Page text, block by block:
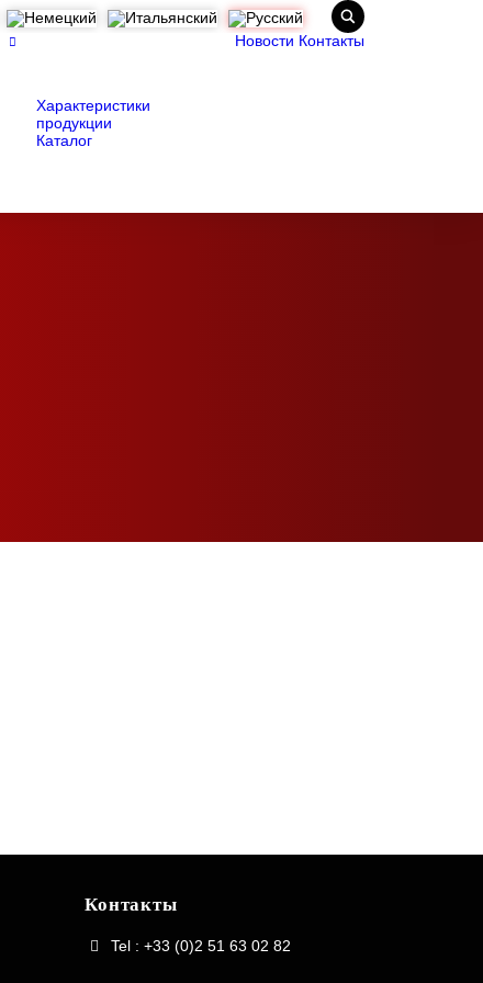
Характеристики
продукции
Каталог
Новости Контакты
Контакты
Tel : +33 (0)2 51 63 02 82